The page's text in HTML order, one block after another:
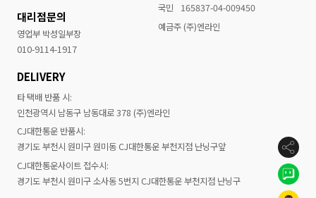
대리점문의
영업부 박성일부장
010-9114-1917
국민
165837-04-009450
예금주 (주)엔라인
DELIVERY
타 택배 반품 시:
인천광역시 남동구 남동대로 378 (주)엔라인
CJ대한통운 반품시:
경기도 부천시 원미구 원미동 CJ대한통운 부천지점 난닝구앞
CJ대한통운사이트 접수시:
경기도 부천시 원미구 소사동 5번지 CJ대한통운 부천지점 난닝구